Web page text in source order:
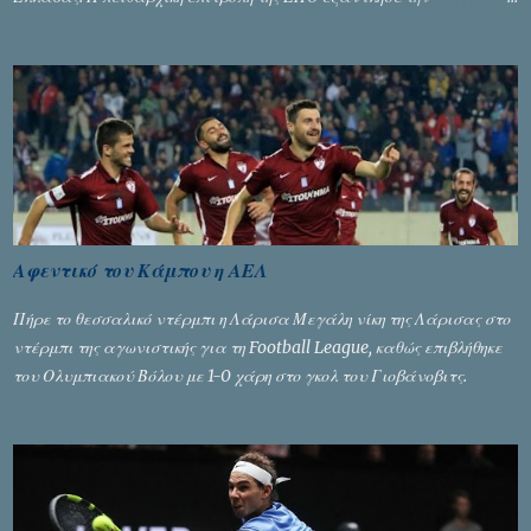
αφαίρεσης βαθμών, όπως απαιτούσαν, αφού κάτι τέτοιο δεν ήταν
εφικτό, σύμφωνα με τα στοιχεία...
Αφεντικό του Κάμπου η ΑΕΛ
Πήρε το θεσσαλικό ντέρμπι η Λάρισα Μεγάλη νίκη της Λάρισας στο
ντέρμπι της αγωνιστικής για τη Football League, καθώς επιβλήθηκε
του Ολυμπιακού Βόλου με 1-0 χάρη στο γκολ του Γιοβάνοβιτς.